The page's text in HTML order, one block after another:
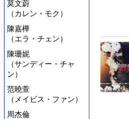
莫文蔚
（カレン・モク）
陳嘉樺
（エラ・チェン）
陳珊妮
（サンディー・チャ
ン）
范曉萱
（メイビス・ファン）
周杰倫